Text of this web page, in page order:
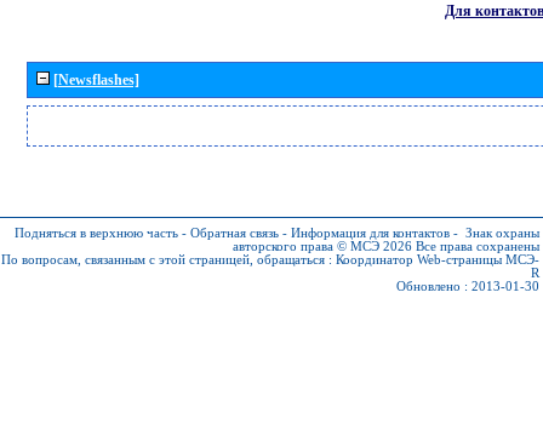
Для контактов
[Newsflashes]
Подняться в верхнюю часть - Обратная связь - Информация для контактов - Знак охраны
авторского права © МСЭ 2026 Все права сохранены
По вопросам, связанным с этой страницей, обращаться : Координатор Web-страницы МСЭ-
R
Обновлено : 2013-01-30